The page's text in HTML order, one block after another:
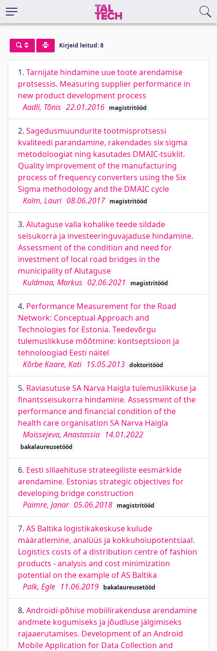
Kirjeid leitud: 8
1. Tarnijate hindamine uue toote arendamise
protsessis. Measuring supplier performance in
new product development process
Aadli, Tõnis 22.01.2016 magistritööd
2. Sagedusmuundurite tootmisprotsessi
kvaliteedi parandamine, rakendades six sigma
metodoloogiat ning kasutades DMAIC-tsüklit.
Quality improvement of the manufacturing
process of frequency converters using the Six
Sigma methodology and the DMAIC cycle
Kalm, Lauri 08.06.2017 magistritööd
3. Alutaguse valla kohalike teede sildade
seisukorra ja investeeringuvajaduse hindamine.
Assessment of the condition and need for
investment of local road bridges in the
municipality of Alutaguse
Kuldmaa, Markus 02.06.2021 magistritööd
4. Performance Measurement for the Road
Network: Conceptual Approach and
Technologies for Estonia. Teedevõrgu
tulemuslikkuse mõõtmine: kontseptsioon ja
tehnoloogiad Eesti näitel
Kõrbe Kaare, Kati 15.05.2013 doktoritööd
5. Raviasutuse SA Narva Haigla tulemuslikkuse ja
finantsseisukorra hindamine. Assessment of the
performance and financial condition of the
health care organisation SA Narva Haigla
Moissejeva, Anastassia 14.01.2022
bakalaureusetööd
6. Eesti sillaehituse strateegiliste eesmärkide
arendamine. Estonias strategic objectives for
developing bridge construction
Paimre, Janar 05.06.2018 magistritööd
7. AS Baltika logistikakeskuse kulude
määratlemine, analüüs ja kokkuhoiupotentsiaal.
Logistics costs of a distribution centre of fashion
products - analysis and cost minimization
potential on the example of AS Baltika
Palk, Egle 11.06.2019 bakalaureusetööd
8. Androidi-põhise mobiilirakenduse arendamine
andmete kogumiseks ja jõudluse jälgimiseks
rajaaerutamises. Development of an Android
Mobile Application for Data Collection and